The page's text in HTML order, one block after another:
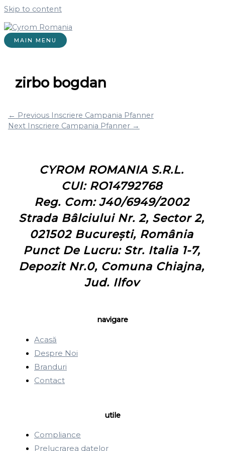
Skip to content
MAIN MENU
zirbo bogdan
← Previous Inscriere Campania Pfanner
Next Inscriere Campania Pfanner →
CYROM ROMANIA S.R.L.
CUI: RO14792768
Reg. Com: J40/6949/2002
Strada Bâlciului Nr. 2, Sector 2,
021502 București, România
Punct De Lucru: Str. Italia 1-7,
Depozit Nr.0, Comuna Chiajna,
Jud. Ilfov
navigare
Acasă
Despre Noi
Branduri
Contact
utile
Compliance
Prelucrarea datelor